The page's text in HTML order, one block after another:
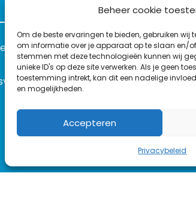
Beheer cookie
Om de beste ervaringen te bieden, gebruiken wij
om informatie over je apparaat op te slaan en/
stemmen met deze technologieën kunnen wij
unieke ID's op deze site verwerken. Als je geen
toestemming intrekt, kan dit een nadelige
en mogelijkheden.
Accepteren
Privacybeleid
L
i
n
I
n
T
w
t
r